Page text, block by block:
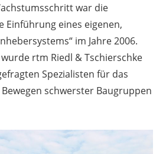
war die
Einführung eines eigenen,
im Jahre 2006.
rtm Riedl & Tschierschke
Spezialisten für das
schwerster Baugruppen